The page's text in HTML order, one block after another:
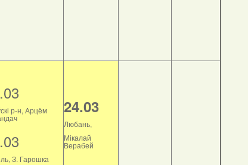
р-н, Арцём
З. Гарошка
24.03
Любань,
Мікалай
Верабей